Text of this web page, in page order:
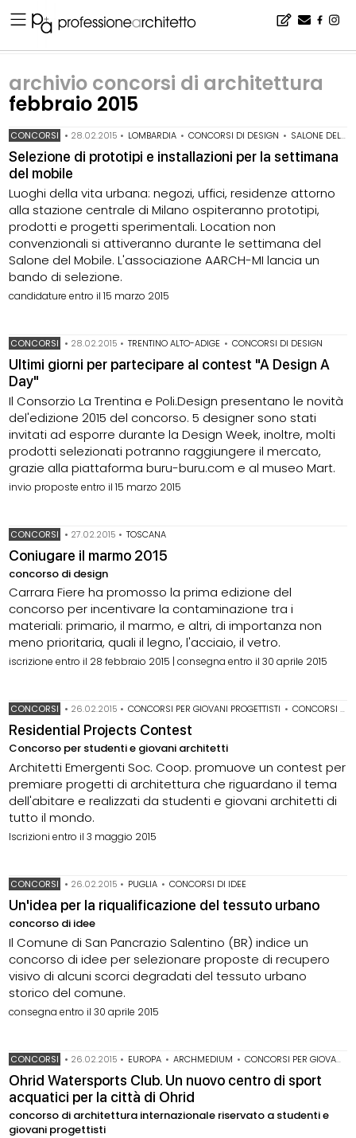
archivio concorsi di architettura
febbraio 2015
CONCORSI • 28.02.2015 • LOMBARDIA • CONCORSI DI DESIGN • SALONE DEL MOBILE MILANO
Selezione di prototipi e installazioni per la settimana
del mobile
Luoghi della vita urbana: negozi, uffici, residenze attorno
alla stazione centrale di Milano ospiteranno prototipi,
prodotti e progetti sperimentali. Location non
convenzionali si attiveranno durante le settimana del
Salone del Mobile. L'associazione AARCH-MI lancia un
bando di selezione.
candidature entro il 15 marzo 2015
CONCORSI • 28.02.2015 • TRENTINO ALTO-ADIGE • CONCORSI DI DESIGN
Ultimi giorni per partecipare al contest "A Design A
Day"
Il Consorzio La Trentina e Poli.Design presentano le novità
del'edizione 2015 del concorso. 5 designer sono stati
invitati ad esporre durante la Design Week, inoltre, molti
prodotti selezionati potranno raggiungere il mercato,
grazie alla piattaforma buru-buru.com e al museo Mart.
invio proposte entro il 15 marzo 2015
CONCORSI • 27.02.2015 • TOSCANA
Coniugare il marmo 2015
concorso di design
Carrara Fiere ha promosso la prima edizione del
concorso per incentivare la contaminazione tra i
materiali: primario, il marmo, e altri, di importanza non
meno prioritaria, quali il legno, l'acciaio, il vetro.
iscrizione entro il 28 febbraio 2015 | consegna entro il 30 aprile 2015
CONCORSI • 26.02.2015 • CONCORSI PER GIOVANI PROGETTISTI • CONCORSI PER STUDENTI
Residential Projects Contest
Concorso per studenti e giovani architetti
Architetti Emergenti Soc. Coop. promuove un contest per
premiare progetti di architettura che riguardano il tema
dell'abitare e realizzati da studenti e giovani architetti di
tutto il mondo.
Iscrizioni entro il 3 maggio 2015
CONCORSI • 26.02.2015 • PUGLIA • CONCORSI DI IDEE
Un'idea per la riqualificazione del tessuto urbano
concorso di idee
Il Comune di San Pancrazio Salentino (BR) indice un
concorso di idee per selezionare proposte di recupero
visivo di alcuni scorci degradati del tessuto urbano
storico del comune.
consegna entro il 30 aprile 2015
CONCORSI • 26.02.2015 • EUROPA • ARCHMEDIUM • CONCORSI PER GIOVANI PROGETTISTI
Ohrid Watersports Club. Un nuovo centro di sport
acquatici per la città di Ohrid
concorso di architettura internazionale riservato a studenti e
giovani progettisti